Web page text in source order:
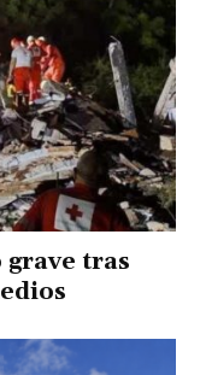
tras